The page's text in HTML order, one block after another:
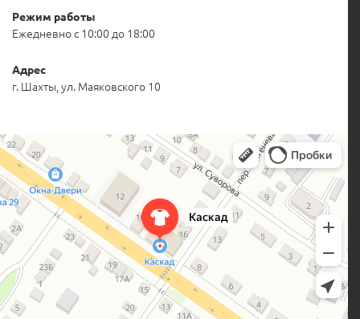
Режим работы
Ежедневно с 10:00 до 18:00
Адрес
г. Шахты, ул. Маяковского 10